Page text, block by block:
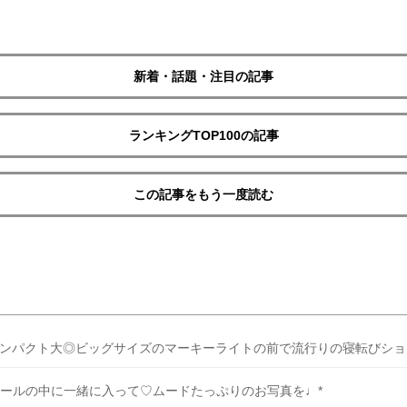
新着・話題・注目の記事
ランキングTOP100の記事
この記事をもう一度読む
パクト大◎ビッグサイズのマーキーライトの前で流行りの寝転びシ
ルの中に一緒に入って♡ムードたっぷりのお写真を♩*